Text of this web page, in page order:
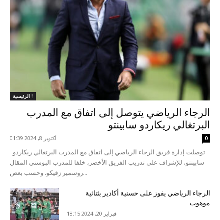
الرئيسية !
الرجاء الرياضي يتوصل إلى اتفاق مع المدرب
البرتغالي ريكاردو سابينتو
أكتوبر 8, 2024 01:39 0
سابينتو، للإشراف على تدريب الفريق الأخضر، خلفا للمدرب البوسني المقال
روسمير زفيكو. وحسب بعض...
الرجاء الرياضي يفوز على حسنية أكادير بثنائية
موهوب
فبراير 20, 2024 18:15